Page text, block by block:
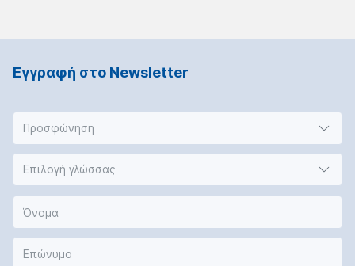
Εγγραφή στο Νewsletter
Προσφώνηση
Επιλογή γλώσσας